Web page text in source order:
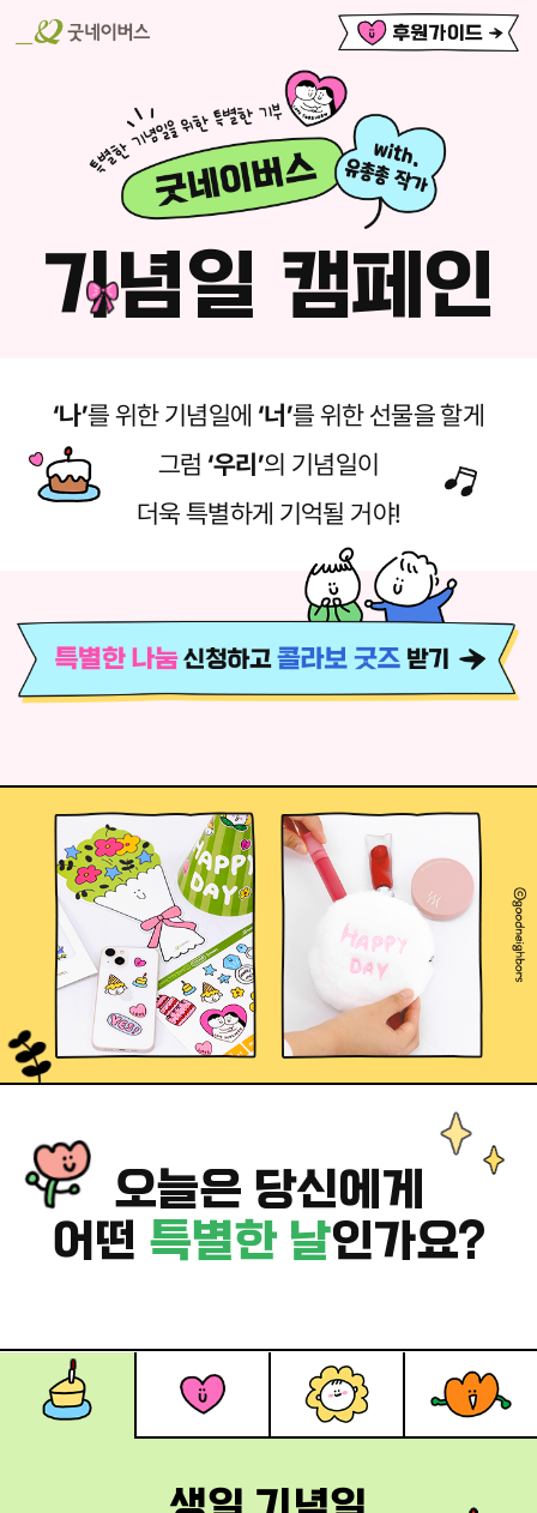
기념일 캠페인
‘나’를 위한 기념일에 ‘너’를 위한 선물을 할게
그럼 ‘우리’의 기념일이
더욱 특별하게 기억될 거야!
오늘은 당신에게
어떤 특별한 날인가요?